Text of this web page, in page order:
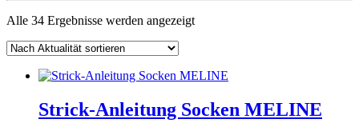
Alle 34 Ergebnisse werden angezeigtNach
Strick-Anleitung Socken MELINE